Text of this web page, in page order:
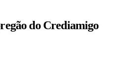
do Crediamigo